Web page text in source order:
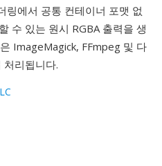
링에서 공통 컨테이너 포맷 없
수 있는 원시 RGBA 출력을 생
ImageMagick, FFmpeg 및 다
처리됩니다.